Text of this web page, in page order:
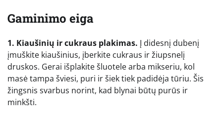
Gaminimo eiga
1. Kiaušinių ir cukraus plakimas. Į didesnį dubenį
įmuškite kiaušinius, įberkite cukraus ir žiupsnelį
druskos. Gerai išplakite šluotele arba mikseriu, kol
masė tampa šviesi, puri ir šiek tiek padidėja tūriu. Šis
žingsnis svarbus norint, kad blynai būtų purūs ir
minkšti.